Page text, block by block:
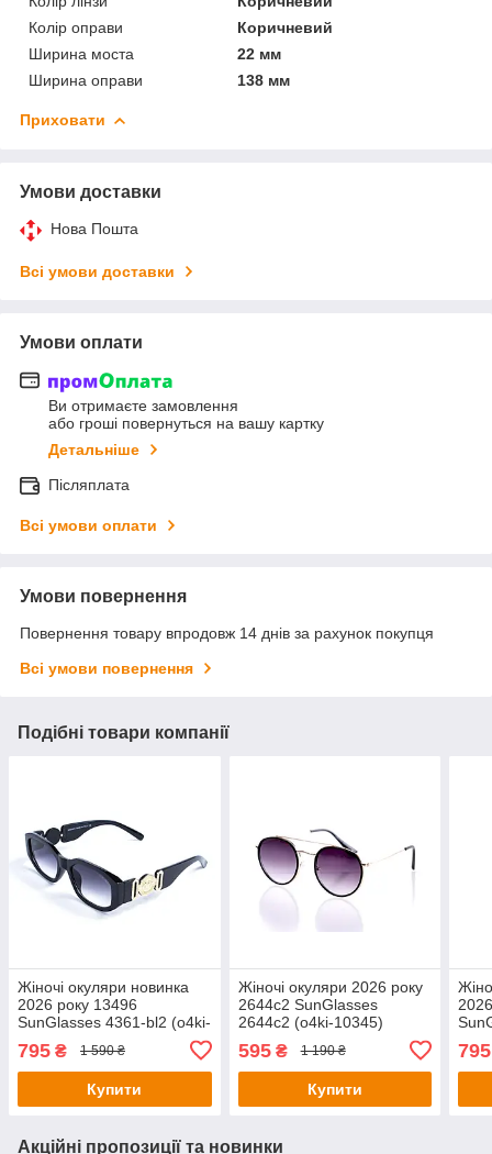
Колір оправи
Коричневий
Ширина моста
22 мм
Ширина оправи
138 мм
Приховати
Умови доставки
Нова Пошта
Всі умови доставки
Умови оплати
Ви отримаєте замовлення
або гроші повернуться на вашу картку
Детальніше
Післяплата
Всі умови оплати
Умови повернення
Повернення товару впродовж 14 днів за рахунок покупця
Всі умови повернення
Подібні товари компанії
Жіночі окуляри новинка
2026 року 13496
SunGlasses 4361-bl2 (o4ki-
795 ₴ 1 590 ₴
Купити
Жіночі окуляри 2026 року
2644c2 SunGlasses
2644c2 (o4ki-10345)
595₴ 1 190 ₴
Купити
795
Акційні пропозиції та новинки